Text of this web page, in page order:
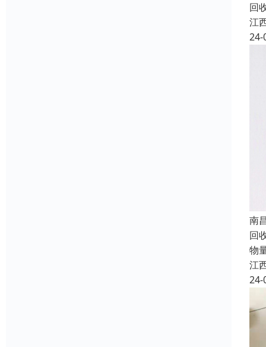
回
江
24-
南
回
物
江
24-